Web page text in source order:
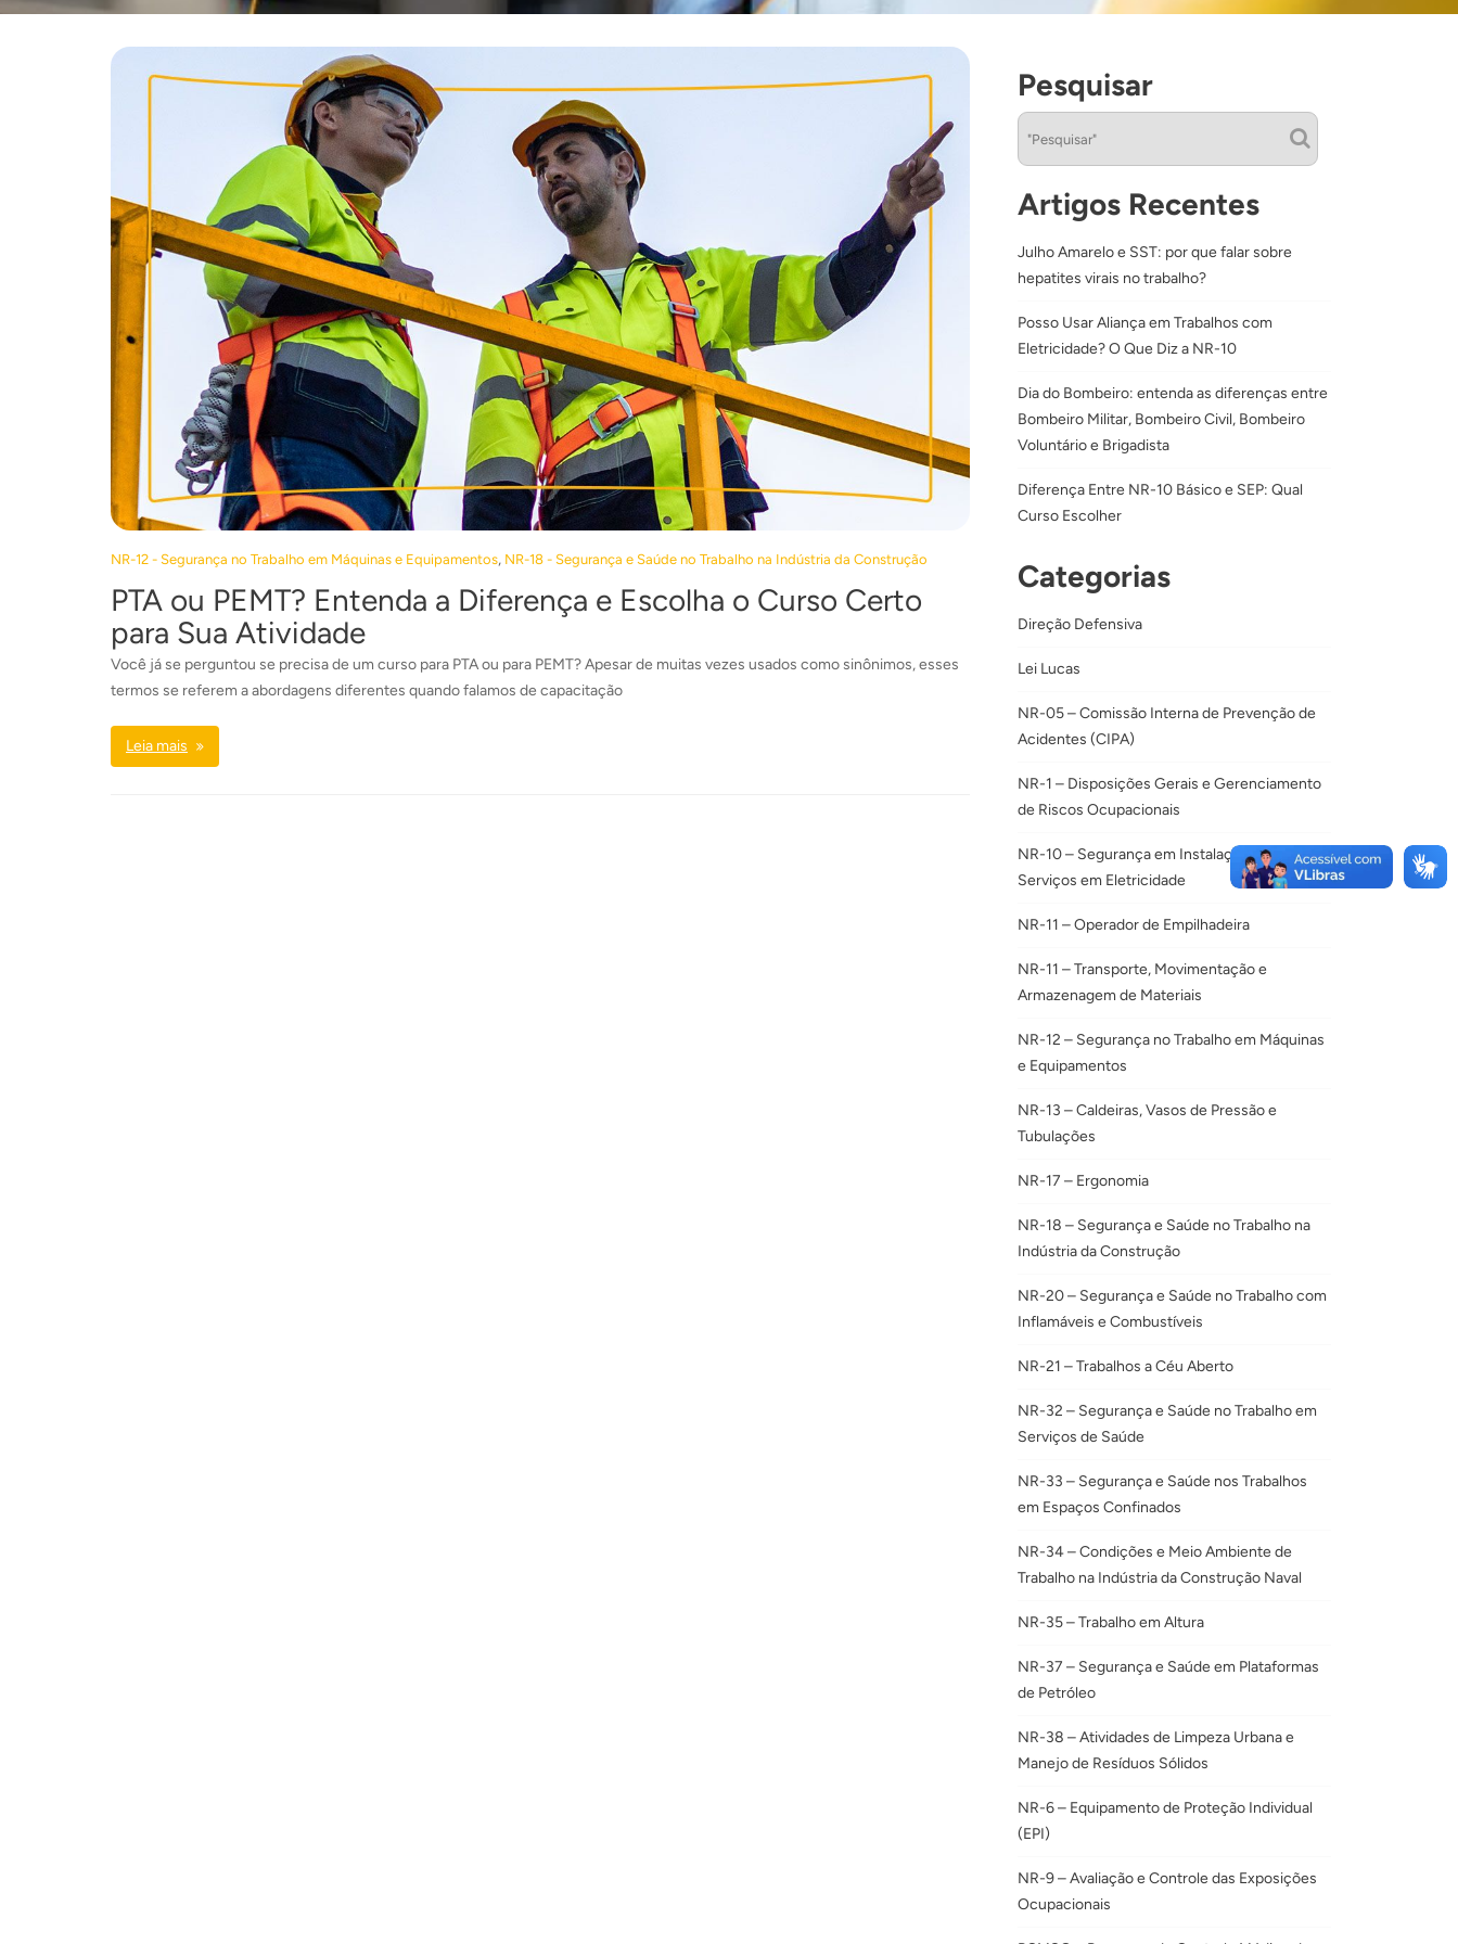
NR-12 - Segurança no Trabalho em Máquinas e Equipamentos, NR-18 - Segurança e Saúde no Trabalho na Indústria da Construção
PTA ou PEMT? Entenda a Diferença e Escolha o Curso Certo
para Sua Atividade
Você já se perguntou se precisa de um curso para PTA ou para PEMT? Apesar de muitas vezes usados como sinônimos, esses
termos se referem a abordagens diferentes quando falamos de capacitação
Leia mais
Pesquisar
Artigos Recentes
Julho Amarelo e SST: por que falar sobre
hepatites virais no trabalho?
Posso Usar Aliança em Trabalhos com
Eletricidade? O Que Diz a NR-10
Dia do Bombeiro: entenda as diferenças entre
Bombeiro Militar, Bombeiro Civil, Bombeiro
Voluntário e Brigadista
Diferença Entre NR-10 Básico e SEP: Qual
Curso Escolher
Categorias
Direção Defensiva
Lei Lucas
NR-05 – Comissão Interna de Prevenção de
Acidentes (CIPA)
NR-1 – Disposições Gerais e Gerenciamento
de Riscos Ocupacionais
NR-10 – Segurança em Instalações e
Serviços em Eletricidade
NR-11 – Operador de Empilhadeira
NR-11 – Transporte, Movimentação e
Armazenagem de Materiais
NR-12 – Segurança no Trabalho em Máquinas
e Equipamentos
NR-13 – Caldeiras, Vasos de Pressão e
Tubulações
NR-17 – Ergonomia
NR-18 – Segurança e Saúde no Trabalho na
Indústria da Construção
NR-20 – Segurança e Saúde no Trabalho com
Inflamáveis e Combustíveis
NR-21 – Trabalhos a Céu Aberto
NR-32 – Segurança e Saúde no Trabalho em
Serviços de Saúde
NR-33 – Segurança e Saúde nos Trabalhos
em Espaços Confinados
NR-34 – Condições e Meio Ambiente de
Trabalho na Indústria da Construção Naval
NR-35 – Trabalho em Altura
NR-37 – Segurança e Saúde em Plataformas
de Petróleo
NR-38 – Atividades de Limpeza Urbana e
Manejo de Resíduos Sólidos
NR-6 – Equipamento de Proteção Individual
(EPI)
NR-9 – Avaliação e Controle das Exposições
Ocupacionais